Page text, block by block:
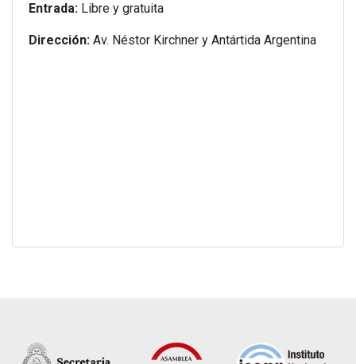
Entrada: Libre y gratuita
Dirección: Av. Néstor Kirchner y Antártida Argentina